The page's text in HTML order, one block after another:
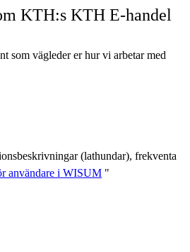
KTH:s KTH E-handel
som vägleder er hur vi arbetar med
(lathundar), frekventa
användare i WISUM "